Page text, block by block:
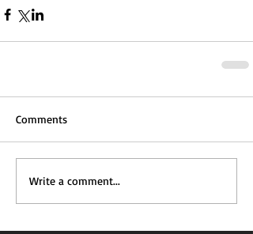
Comments
Write a comment...